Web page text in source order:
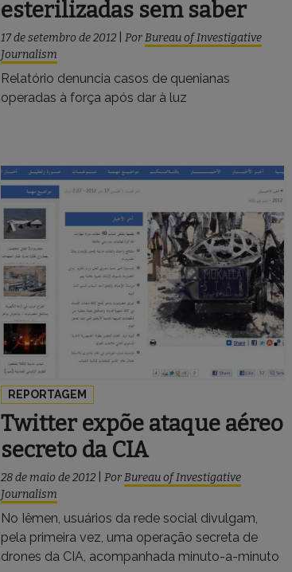
esterilizadas sem saber
17 de setembro de 2012 PorBureau of Investigative
Journalism
Relatório denuncia casos de quenianas
operadas à força após dar à luz
REPORTAGEM
Twitter expõe ataque aéreo
secreto da CIA
28 de maio de 2012 PorBureau of Investigative
Journalism
No Iêmen, usuários da rede social divulgam,
pela primeira vez, uma operação secreta de
drones da CIA, acompanhada minuto-a-minuto